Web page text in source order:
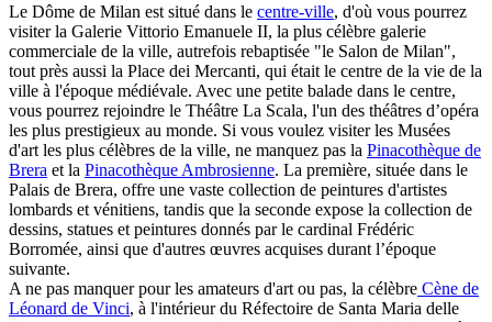
Le Dôme de Milan est situé dans le centre-ville, d'où vous pourrez
visiter la Galerie Vittorio Emanuele II, la plus célèbre galerie
commerciale de la ville, autrefois rebaptisée "le Salon de Milan",
tout près aussi la Place dei Mercanti, qui était le centre de la vie de la
ville à l'époque médiévale. Avec une petite balade dans le centre,
vous pourrez rejoindre le Théâtre La Scala, l'un des théâtres d’opéra
les plus prestigieux au monde. Si vous voulez visiter les Musées
d'art les plus célèbres de la ville, ne manquez pas la Pinacothèque de
Brera et la Pinacothèque Ambrosienne. La première, située dans le
Palais de Brera, offre une vaste collection de peintures d'artistes
lombards et vénitiens, tandis que la seconde expose la collection de
dessins, statues et peintures donnés par le cardinal Frédéric
Borromée, ainsi que d'autres œuvres acquises durant l’époque
suivante.
A ne pas manquer pour les amateurs d'art ou pas, la célèbre Cène de
Léonard de Vinci, à l'intérieur du Réfectoire de Santa Maria delle